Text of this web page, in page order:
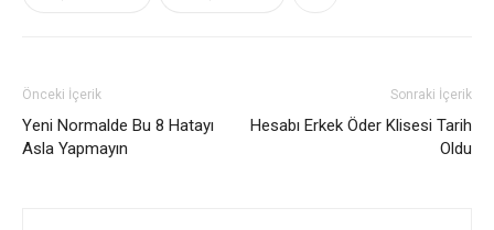
Önceki İçerik
Yeni Normalde Bu 8 Hatayı
Asla Yapmayın
Sonraki İçerik
Hesabı Erkek Öder Klisesi Tarih
Oldu